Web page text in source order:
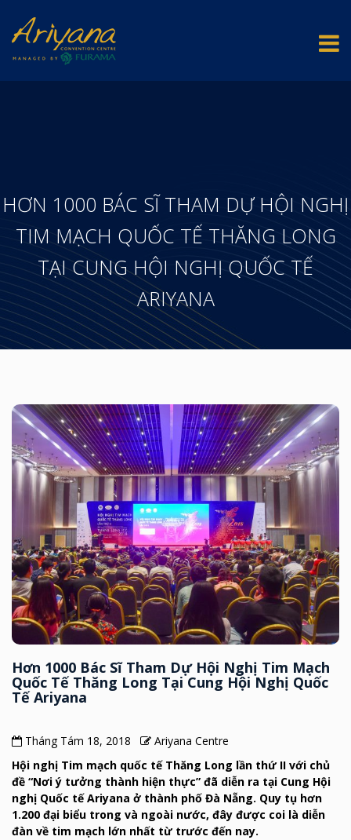
HƠN 1000 BÁC SĨ THAM DỰ HỘI NGHỊ
TIM MẠCH QUỐC TẾ THĂNG LONG
TẠI CUNG HỘI NGHỊ QUỐC TẾ
ARIYANA
Hơn 1000 Bác Sĩ Tham Dự Hội Nghị Tim Mạch
Quốc Tế Thăng Long Tại Cung Hội Nghị Quốc
Tế Ariyana
Tháng Tám 18, 2018
Ariyana Centre
Hội nghị Tim mạch quốc tế Thăng Long lần thứ II với chủ
đề “Nơi ý tưởng thành hiện thực” đã diễn ra tại Cung Hội
nghị Quốc tế Ariyana ở thành phố Đà Nẵng. Quy tụ hơn
1.200 đại biểu trong và ngoài nước, đây được coi là diễn
đàn về tim mạch lớn nhất từ trước đến nay.